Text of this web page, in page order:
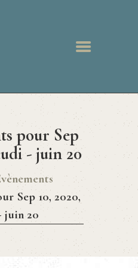
pour Sep
- juin 20
Sep 10, 2020,
juin 20